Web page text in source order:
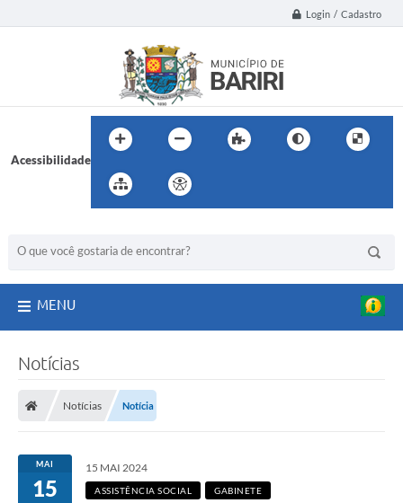
Login / Cadastro
Acessibilidade
MENU
Notícias
Notícias Notícia
MAI
15
15 MAI 2024
ASSISTÊNCIA SOCIAL GABINETE